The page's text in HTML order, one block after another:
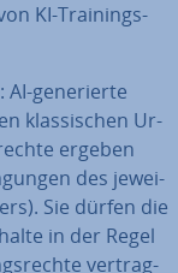
KI-Trai­nings­
AI-ge­ne­rier­te
klas­si­schen Ur­
ergeben
des je­wei­
Sie dürfen die
in der Regel
ver­trag­